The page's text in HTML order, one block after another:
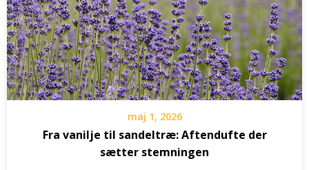
maj 1, 2026
Fra vanilje til sandeltræ: Aftendufte der
sætter stemningen